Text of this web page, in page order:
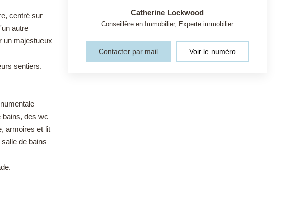
centré sur
autre
un majestueux
sentiers.
bains, des wc
armoires et lit
de bains
Catherine Lockwood
Conseillère en Immobilier, Experte immobilier
Contacter par mail Voir le numéro